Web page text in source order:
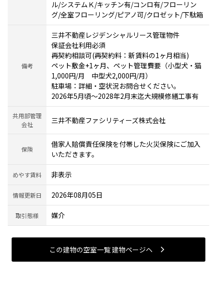
ル/システムＫ/キッチン有/コンロ有/フローリン
グ/全室フローリング/ピアノ可/クロゼット/下駄箱
備考
三井不動産レジデンシャルリース管理物件
保証会社利用必須
再契約相談可(再契約料：新賃料の1ヶ月相当)
ペット敷金+1ヶ月、ペット管理費要（小型犬・猫
1,000円/月 中型犬2,000円/月）
駐車場：詳細・空状況お問合せください。
2026年5月頃～2028年2月末迄大規模修繕工事有
共用部管理
会社
三井不動産ファシリティーズ株式会社
保険
借家人賠償責任保険を付帯した火災保険にご加入
いただきます。
めやす賃料 非表示
情報更新日 2026年08月05日
取引態様 媒介
この建物の空室一覧 建物ページヘ